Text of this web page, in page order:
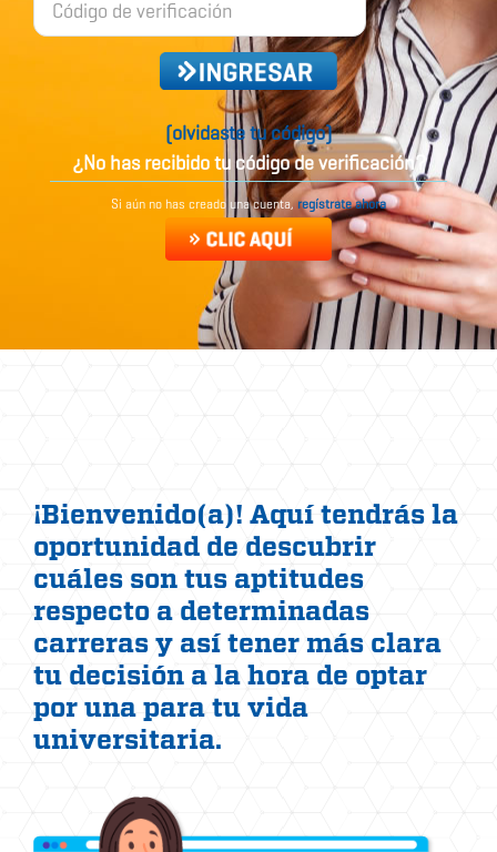
Código
(olvidaste tu código)
¿No has recibido tu código de verificación?
Si aún no has creado una cuenta,regístrate ahora
¡Bienvenido(a)! Aquí tendrás la
oportunidad de descubrir
cuáles son tus aptitudes
respecto a determinadas
carreras y así tener más clara
tu decisión a la hora de optar
por una para tu vida
universitaria.